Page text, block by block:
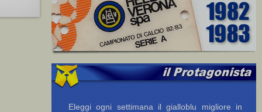
Eleggi ogni settimana il gialloblu migliore in